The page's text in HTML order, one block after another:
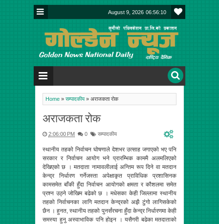
August 9, 2026 06:56:10
Home » सम्पादकीय » अराजकता रोक
अराजकता रोक
2:06:00 PM 0 सम्पादकीय
स्थानीय तहको निर्वाचन घोषणाले देशभर उत्साह जगाएको भए पनि
सरकार र निर्वाचन आयोग भने प्रारम्भिक काममै अलमलिएको
देखिएको छ । मतदाता नामावलीलाई अन्तिम रूप दिने वा मतदान
केन्द्र निर्धारण गर्नेजस्ता अपेक्षाकृत प्राविधिक प्रशासिनक
कामसमेत बाँकी हुँदा निर्वाचन आयोगको क्षमता र कौशलमा समेत
प्रश्न उठ्ने जोखिम बढेको छ । मधेसका केही जिल्लामा स्थानीय
तहको निर्वाचनका लागि मतदान केन्द्रको अझै टुंगो लागिसकेको
छैन । हुनत, स्थानीय तहको पुनर्संरचना हुँदा केन्द्र निर्धारणमा केही
समस्या हुनु अस्वाभाविक पनि होइन । यसैगरी बढेका मतदाताको